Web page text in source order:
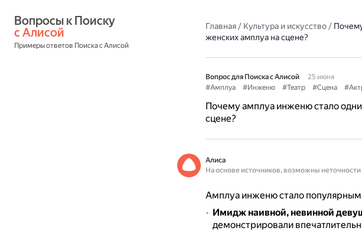
с Алисой
Примеры ответов Поиска с Алисой
Главная/ Культура и искусство/
женских амплуа на сцене?
Вопрос для Поиска с Алисой
25 июня
#Амплуа
#Инженю #Театр #Сцена
Почему амплуа инженю стало
сцене?
Алиса
На основе источников, возможны неточности
Амплуа инженю стало популярным
Имидж наивной, невинной
демонстрировали